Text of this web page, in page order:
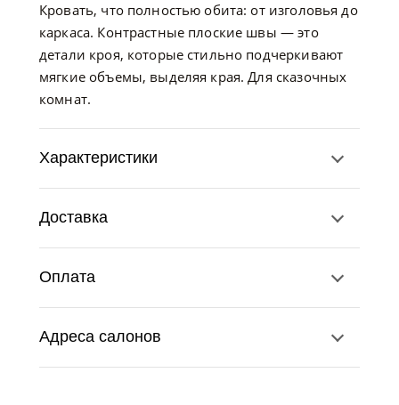
Кровать, что полностью обита: от изголовья до
каркаса. Контрастные плоские швы — это
детали кроя, которые стильно подчеркивают
мягкие объемы, выделяя края. Для сказочных
комнат.
Характеристики
Доставка
Оплата
Адреса салонов